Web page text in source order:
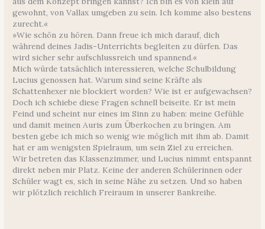
gewohnt, von Vallax umgeben zu sein. Ich komme also bestens
zurecht.«
»Wie schön zu hören. Dann freue ich mich darauf, dich
während deines Jadis-Unterrichts begleiten zu dürfen. Das
wird sicher sehr aufschlussreich und spannend.«
Mich würde tatsächlich interessieren, welche Schulbildung
Lucius genossen hat. Warum sind seine Kräfte als
Schattenhexer nie blockiert worden? Wie ist er aufgewachsen?
Doch ich schiebe diese Fragen schnell beiseite. Er ist mein
Feind und scheint nur eines im Sinn zu haben: meine Gefühle
und damit meinen Auris zum Überkochen zu bringen. Am
besten gebe ich mich so wenig wie möglich mit ihm ab. Damit
hat er am wenigsten Spielraum, um sein Ziel zu erreichen.
Wir betreten das Klassenzimmer, und Lucius nimmt entspannt
direkt neben mir Platz. Keine der anderen Schülerinnen oder
Schüler wagt es, sich in seine Nähe zu setzen. Und so haben
wir plötzlich reichlich Freiraum in unserer Bankreihe.